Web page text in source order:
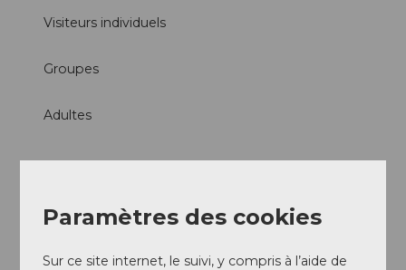
Visiteurs individuels
Groupes
Adultes
A proximité Regarder sur la carte
Paramètres des cookies
Sur ce site internet, le suivi, y compris à l’aide de